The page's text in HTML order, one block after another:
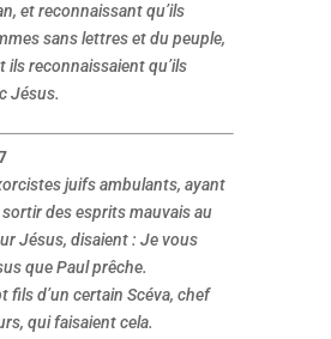
et reconnaissant qu’ils
sans lettres et du peuple,
ils reconnaissaient qu’ils
Jésus.
juifs ambulants, ayant
des esprits mauvais au
Jésus, disaient : Je vous
que Paul prêche.
fils d’un certain Scéva, chef
qui faisaient cela.